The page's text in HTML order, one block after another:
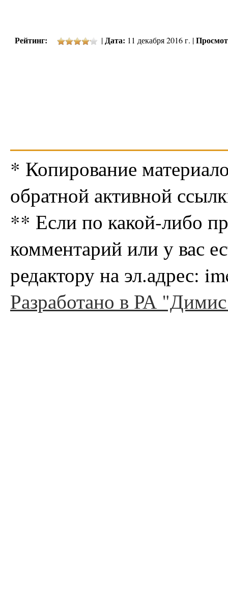
Рейтинг: |Дата: 11 декабря 2016 г. |
* Копирование
обратной активной
** Если по какой-либо
комментарий или у вас
редактору на эл.адрес:
Разработано в РА